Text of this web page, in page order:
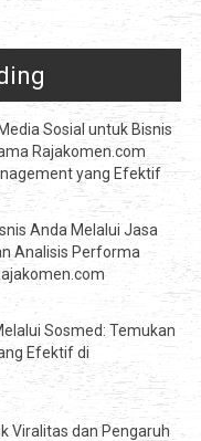
Sosial untuk Bisnis
Rajakomen.com
yang Efektif
Anda Melalui Jasa
Analisis Performa
Sosmed: Temukan
Efektif di
Viralitas dan Pengaruh